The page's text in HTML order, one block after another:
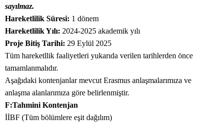
sayılmaz.
Hareketlilik Süresi: 1 dönem
Hareketlilik Yılı: 2024-2025 akademik yılı
Proje Bitiş Tarihi: 29 Eylül 2025
Tüm hareketllik faaliyetleri yukarıda verilen tarihlerden önce
tamamlanmalıdır.
Aşağıdaki kontenjanlar mevcut Erasmus anlaşmalarımıza ve
anlaşma alanlarımıza göre belirlenmiştir.
F:Tahmini Kontenjan
İİBF (Tüm bölümlere eşit dağılım)